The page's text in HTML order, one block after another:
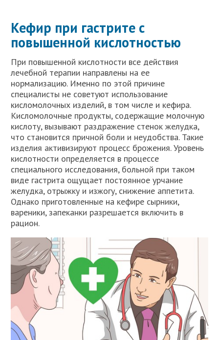
Кефир при гастрите с
повышенной кислотностью
При повышенной кислотности все действия
лечебной терапии направлены на ее
нормализацию. Именно по этой причине
специалисты не советуют использование
кисломолочных изделий, в том числе и кефира.
Кисломолочные продукты, содержащие молочную
кислоту, вызывают раздражение стенок желудка,
что становится причной боли и неудобства. Такие
изделия активизируют процесс брожения. Уровень
кислотности определяется в процессе
специального исследования, больной при таком
виде гастрита ощущает постоянное урчание
желудка, отрыжку и изжогу, снижение аппетита.
Однако приготовленные на кефире сырники,
вареники, запеканки разрешается включить в
рацион.